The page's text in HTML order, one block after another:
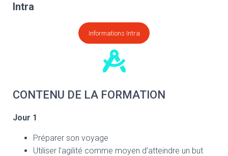
Intra
Informations Intra
CONTENU DE LA FORMATION
Jour 1
Préparer son voyage
Utiliser l’agilité comme moyen d’atteindre un but